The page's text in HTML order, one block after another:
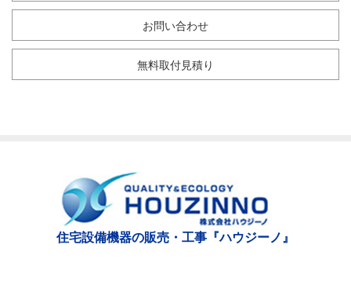
お問い合わせ
無料取付見積り
住宅設備機器の販売・工事『ハウジーノ』